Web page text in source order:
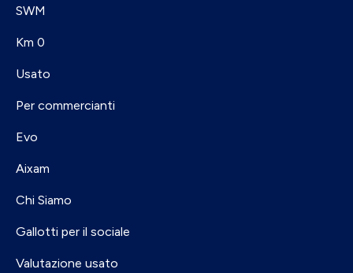
SWM
Km 0
Usato
Per commercianti
Evo
Aixam
Chi Siamo
Gallotti per il sociale
Valutazione usato